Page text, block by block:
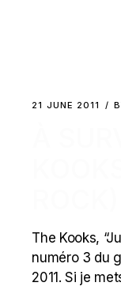
21 JUNE 2011
The Kooks,
numéro 3 du
2011. Si je